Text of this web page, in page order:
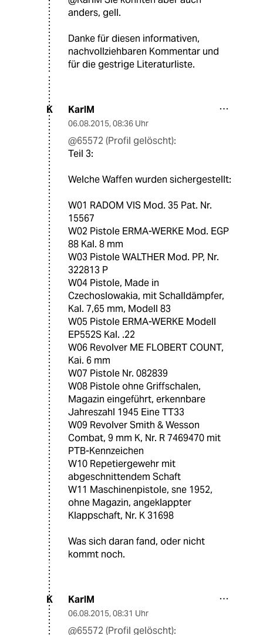
anders, gell.
Danke für diesen informativen,
nachvollziehbaren Kommentar und
für die gestrige Literaturliste.
K KarlM
06.08.2015, 08:36 Uhr
@65572 (Profil gelöscht):
Teil 3:
Welche Waffen wurden sichergestellt:
W01 RADOM VIS Mod. 35 Pat. Nr.
15567
W02 Pistole ERMA-WERKE Mod. EGP
88 Kal. 8 mm
W03 Pistole WALTHER Mod. PP, Nr.
322813 P
W04 Pistole, Made in
Czechoslowakia, mit Schalldämpfer,
Kal. 7,65 mm, Modell 83
W05 Pistole ERMA-WERKE Modell
EP552S Kal. .22
W06 Revolver ME FLOBERT COUNT,
Kai. 6 mm
W07 Pistole Nr. 082839
W08 Pistole ohne Griffschalen,
Magazin eingeführt, erkennbare
Jahreszahl 1945 Eine TT33
W09 Revolver Smith & Wesson
Combat, 9 mm K, Nr. R 7469470 mit
PTB-Kennzeichen
W10 Repetiergewehr mit
abgeschnittendem Schaft
W11 Maschinenpistole, sne 1952,
ohne Magazin, angeklappter
Klappschaft, Nr. K 31698
Was sich daran fand, oder nicht
kommt noch.
K KarlM
06.08.2015, 08:31 Uhr
@65572 (Profil gelöscht):